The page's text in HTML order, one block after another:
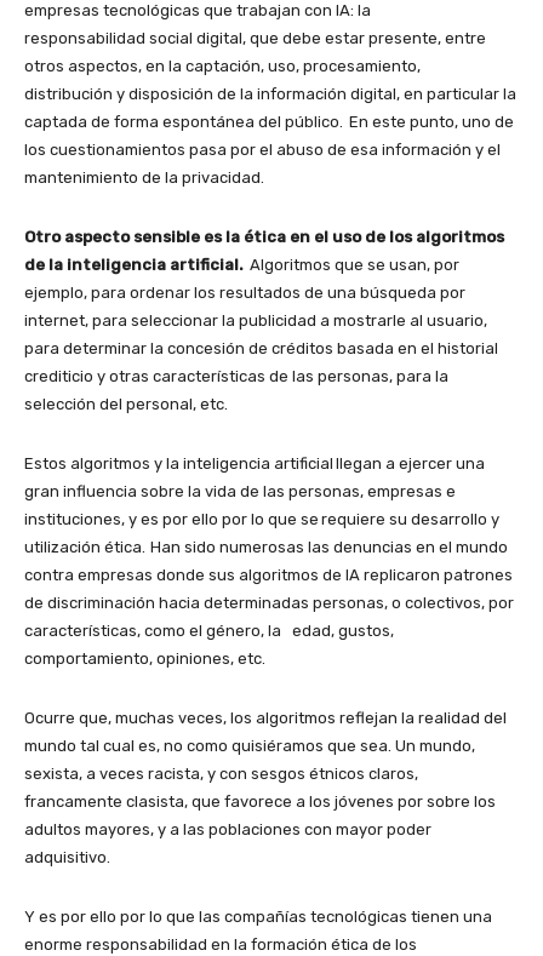
empresas tecnológicas que trabajan con IA: la
responsabilidad social digital, que debe estar presente, entre
otros aspectos, en la captación, uso, procesamiento,
distribución y disposición de la información digital, en particular la
captada de forma espontánea del público. En este punto, uno de
los cuestionamientos pasa por el abuso de esa información y el
mantenimiento de la privacidad.
Otro aspecto sensible es la ética en el uso de los algoritmos
de la inteligencia artificial. Algoritmos que se usan, por
ejemplo, para ordenar los resultados de una búsqueda por
internet, para seleccionar la publicidad a mostrarle al usuario,
para determinar la concesión de créditos basada en el historial
crediticio y otras características de las personas, para la
selección del personal, etc.
Estos algoritmos y la inteligencia artificial llegan a ejercer una
gran influencia sobre la vida de las personas, empresas e
instituciones, y es por ello por lo que se requiere su desarrollo y
utilización ética. Han sido numerosas las denuncias en el mundo
contra empresas donde sus algoritmos de IA replicaron patrones
de discriminación hacia determinadas personas, o colectivos, por
características, como el género, la edad, gustos,
comportamiento, opiniones, etc.
Ocurre que, muchas veces, los algoritmos reflejan la realidad del
mundo tal cual es, no como quisiéramos que sea. Un mundo,
sexista, a veces racista, y con sesgos étnicos claros,
francamente clasista, que favorece a los jóvenes por sobre los
adultos mayores, y a las poblaciones con mayor poder
adquisitivo.
Y es por ello por lo que las compañías tecnológicas tienen una
enorme responsabilidad en la formación ética de los